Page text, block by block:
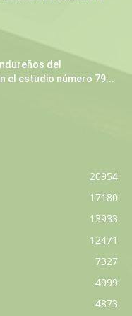
del
el estudio número 79...
20954
17180
13933
12471
7327
4999
4873